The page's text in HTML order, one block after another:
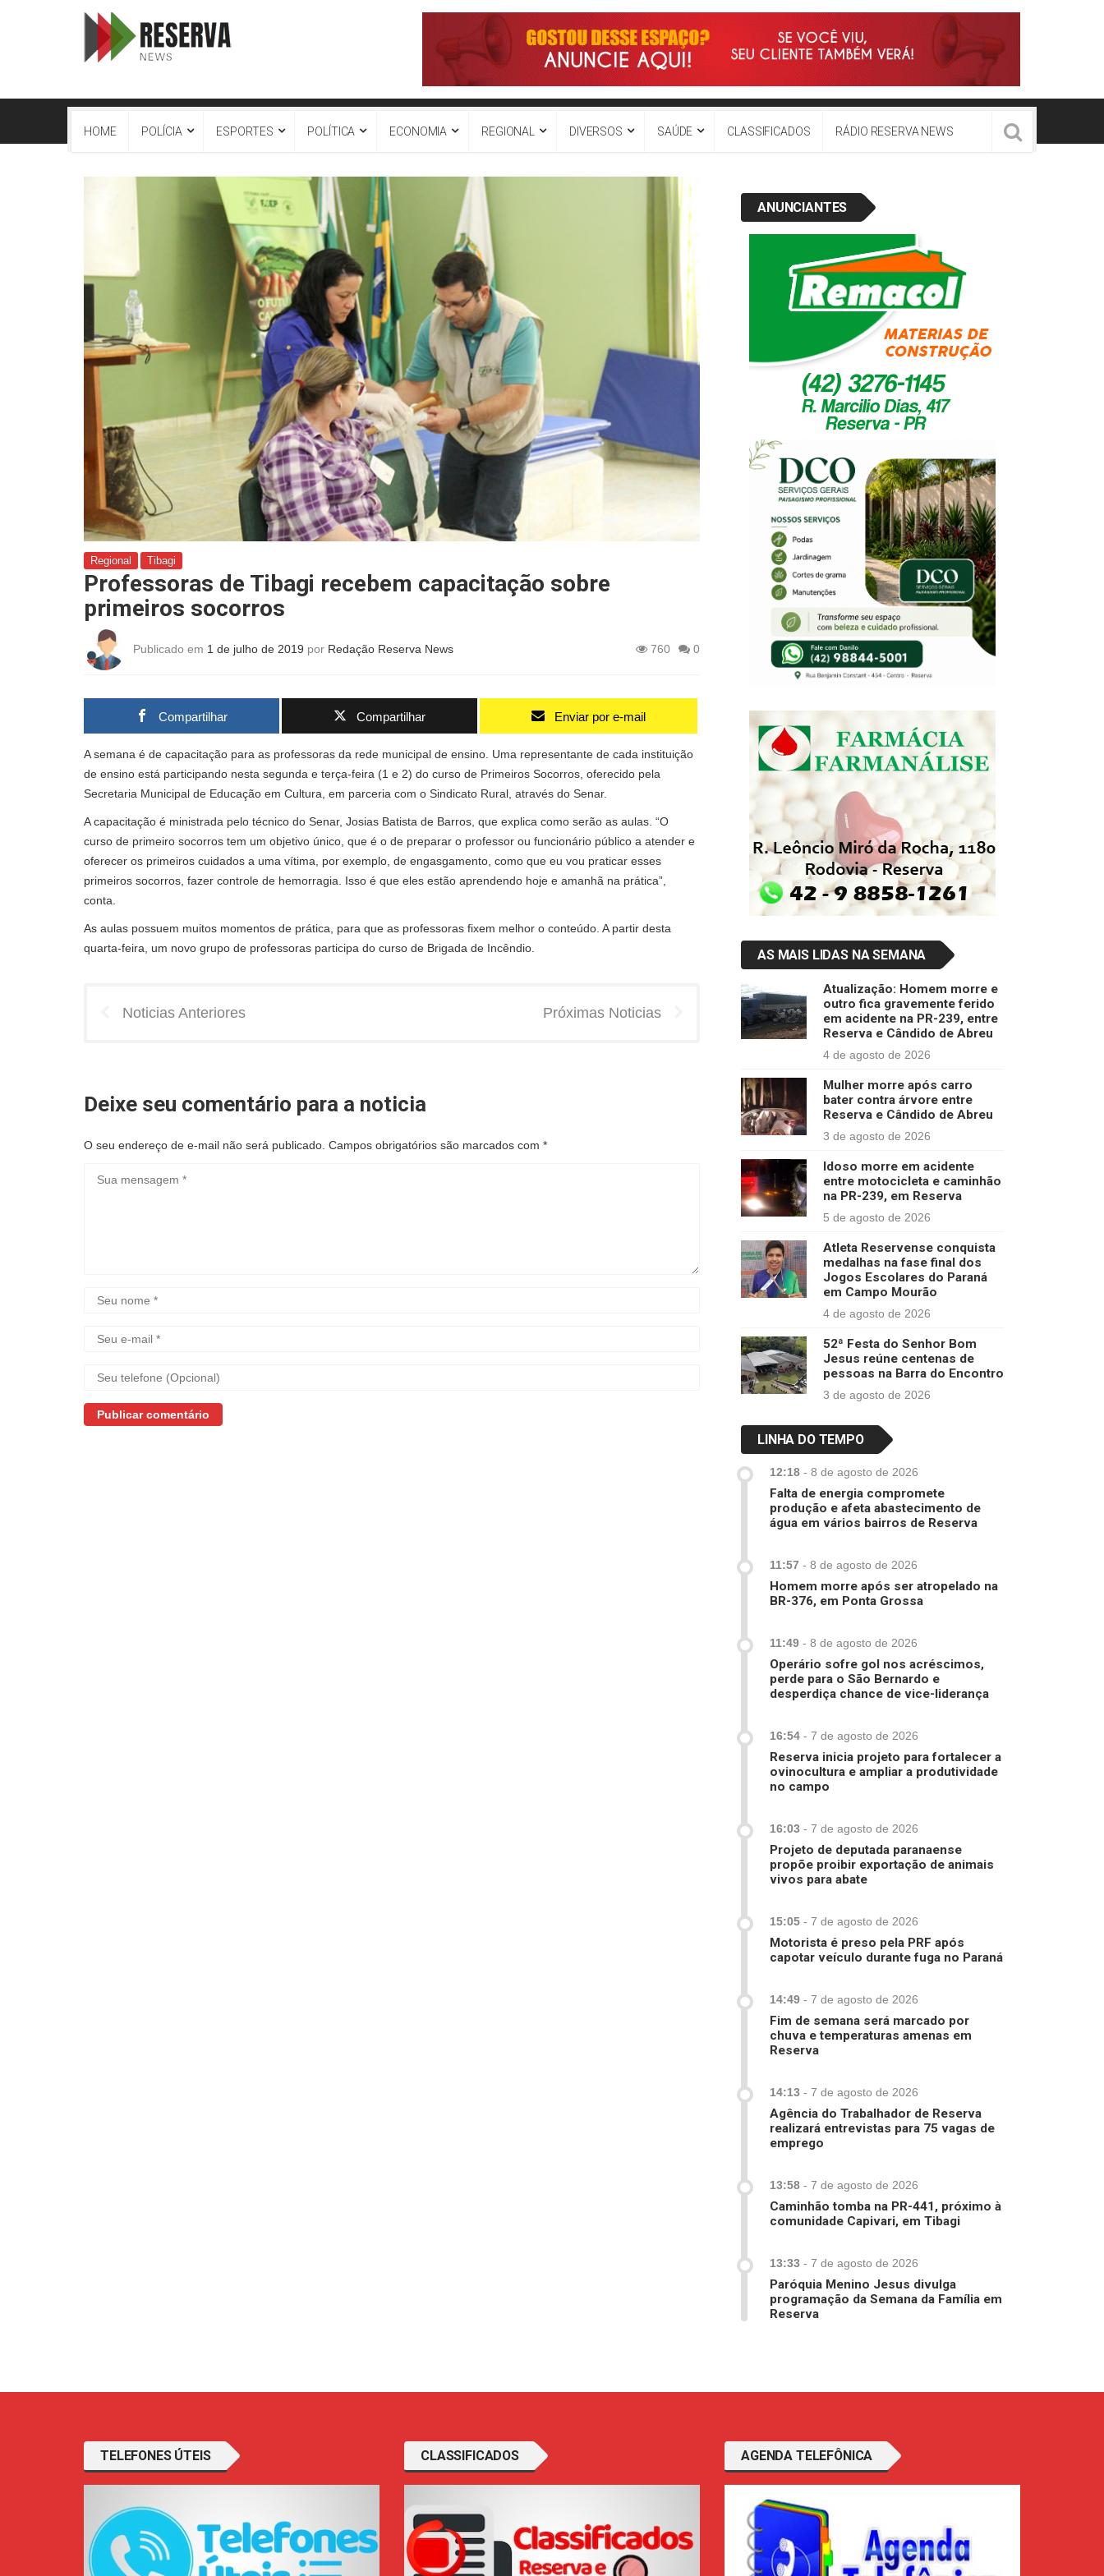
HOME POLÍCIA ESPORTES POLÍTICA ECONOMIA REGIONAL DIVERSOS SAÚDE CLASSIFICADOS RÁDIO RESERVA NEWS
Regional Tibagi
Professoras de Tibagi recebem capacitação sobre
primeiros socorros
Publicado em 1 de julho de 2019 por Redação Reserva News 760 0
Compartilhar Compartilhar Enviar por e-mail
A semana é de capacitação para as professoras da rede municipal de ensino. Uma representante de cada instituição
de ensino está participando nesta segunda e terça-feira (1 e 2) do curso de Primeiros Socorros, oferecido pela
Secretaria Municipal de Educação em Cultura, em parceria com o Sindicato Rural, através do Senar.
A capacitação é ministrada pelo técnico do Senar, Josias Batista de Barros, que explica como serão as aulas. “O
curso de primeiro socorros tem um objetivo único, que é o de preparar o professor ou funcionário público a atender e
oferecer os primeiros cuidados a uma vítima, por exemplo, de engasgamento, como que eu vou praticar esses
primeiros socorros, fazer controle de hemorragia. Isso é que eles estão aprendendo hoje e amanhã na prática”,
conta.
As aulas possuem muitos momentos de prática, para que as professoras fixem melhor o conteúdo. A partir desta
quarta-feira, um novo grupo de professoras participa do curso de Brigada de Incêndio.
Noticias Anteriores Próximas Noticias
Deixe seu comentário para a noticia
O seu endereço de e-mail não será publicado. Campos obrigatórios são marcados com *
ANUNCIANTES
AS MAIS LIDAS NA SEMANA
Atualização: Homem morre e
outro fica gravemente ferido
em acidente na PR-239, entre
Reserva e Cândido de Abreu
4 de agosto de 2026
Mulher morre após carro
bater contra árvore entre
Reserva e Cândido de Abreu
3 de agosto de 2026
Idoso morre em acidente
entre motocicleta e caminhão
na PR-239, em Reserva
5 de agosto de 2026
Atleta Reservense conquista
medalhas na fase final dos
Jogos Escolares do Paraná
em Campo Mourão
4 de agosto de 2026
52ª Festa do Senhor Bom
Jesus reúne centenas de
pessoas na Barra do Encontro
3 de agosto de 2026
LINHA DO TEMPO
12:18 - 8 de agosto de 2026
Falta de energia compromete
produção e afeta abastecimento de
água em vários bairros de Reserva
11:57 - 8 de agosto de 2026
Homem morre após ser atropelado na
BR-376, em Ponta Grossa
11:49 - 8 de agosto de 2026
Operário sofre gol nos acréscimos,
perde para o São Bernardo e
desperdiça chance de vice-liderança
16:54 - 7 de agosto de 2026
Reserva inicia projeto para fortalecer a
ovinocultura e ampliar a produtividade
no campo
16:03 - 7 de agosto de 2026
Projeto de deputada paranaense
propõe proibir exportação de animais
vivos para abate
15:05 - 7 de agosto de 2026
Motorista é preso pela PRF após
capotar veículo durante fuga no Paraná
14:49 - 7 de agosto de 2026
Fim de semana será marcado por
chuva e temperaturas amenas em
Reserva
14:13 - 7 de agosto de 2026
Agência do Trabalhador de Reserva
realizará entrevistas para 75 vagas de
emprego
13:58 - 7 de agosto de 2026
Caminhão tomba na PR-441, próximo à
comunidade Capivari, em Tibagi
13:33 - 7 de agosto de 2026
Paróquia Menino Jesus divulga
programação da Semana da Família em
Reserva
TELEFONES ÚTEIS CLASSIFICADOS AGENDA TELEFÔNICA